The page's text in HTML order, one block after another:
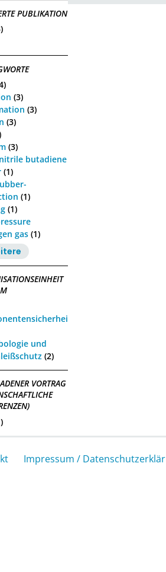
PUBLIKATION
(3)
(3)
(3)
(3)
butadiene
(1)
(1)
(1)
gas (1)
und
(2)
VORTRAG
Impressum /